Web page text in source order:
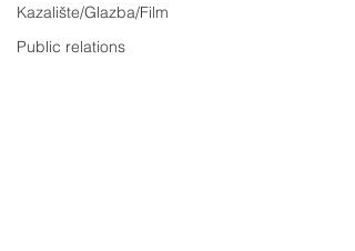
Kazalište/Glazba/Film
Public relations